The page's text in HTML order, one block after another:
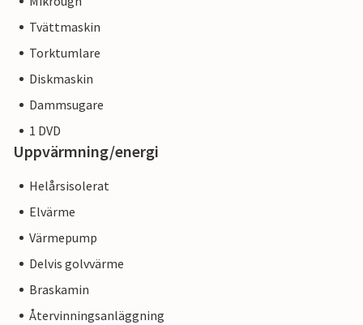
Tvättmaskin
Torktumlare
Diskmaskin
Dammsugare
1 DVD
Uppvärmning/energi
Helårsisolerat
Elvärme
Värmepump
Delvis golvvärme
Braskamin
Återvinningsanläggning